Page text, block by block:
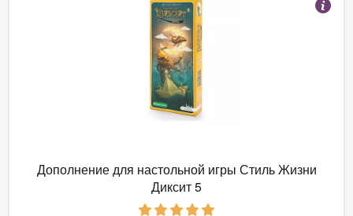
Дополнение для настольной игры Стиль Жизни
Диксит 5